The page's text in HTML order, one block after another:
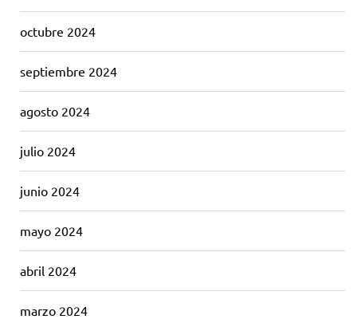
octubre 2024
septiembre 2024
agosto 2024
julio 2024
junio 2024
mayo 2024
abril 2024
marzo 2024